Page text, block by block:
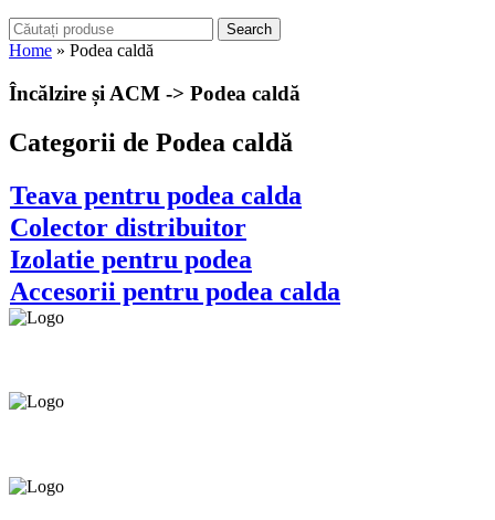
Search
Home » Podea caldă
Încălzire și ACM -> Podea caldă
Categorii de Podea caldă
Teava pentru podea calda
Colector distribuitor
Izolatie pentru podea
Accesorii pentru podea calda